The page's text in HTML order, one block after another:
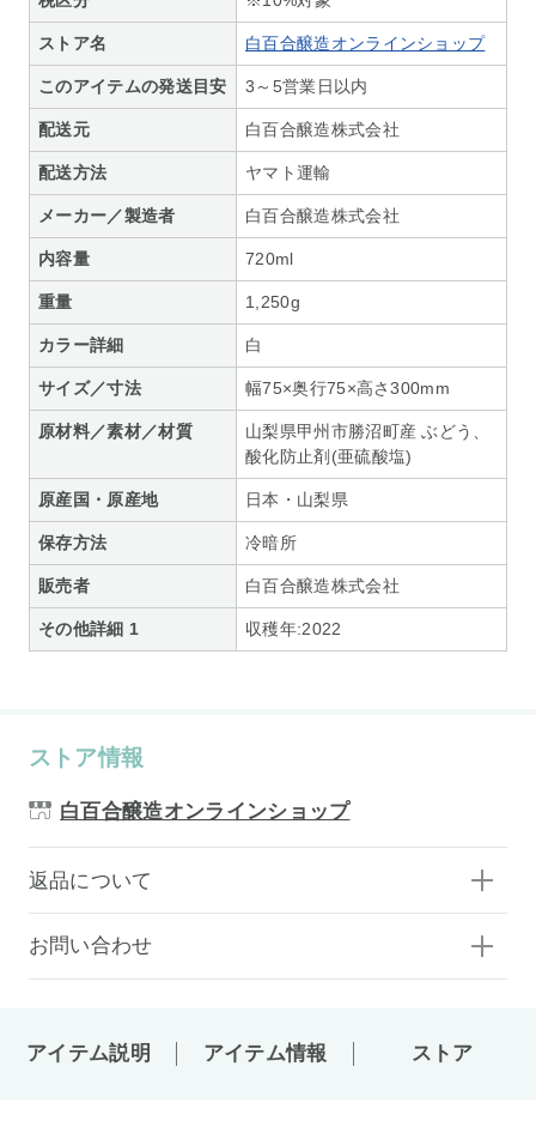
ストア名 白百合醸造オンラインショップ
このアイテムの発送目安 3～5営業日以内
配送元 白百合醸造株式会社
配送方法 ヤマト運輸
メーカー／製造者 白百合醸造株式会社
内容量 720ml
重量 1,250g
カラー詳細 白
サイズ／寸法 幅75×奥行75×高さ300mm
原材料／素材／材質
山梨県甲州市勝沼町産 ぶどう、
酸化防止剤(亜硫酸塩)
原産国・原産地 日本・山梨県
保存方法 冷暗所
販売者 白百合醸造株式会社
その他詳細 1 収穫年:2022
ストア情報
白百合醸造オンラインショップ
返品について
お問い合わせ
アイテム説明 アイテム情報 ストア